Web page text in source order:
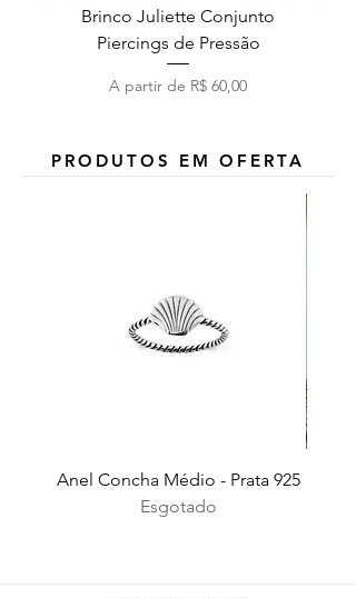
Brinco Juliette Conjunto
Piercings de Pressão
A partir de R$ 60,00
Preço promocional
PRODUTOS EM OFERTA
Anel Concha Médio - Prata 925
Esgotado